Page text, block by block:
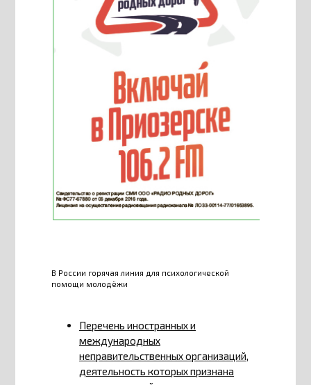
В России горячая линия для психологической
помощи молодёжи
Перечень иностранных и
международных
неправительственных организаций,
деятельность которых признана